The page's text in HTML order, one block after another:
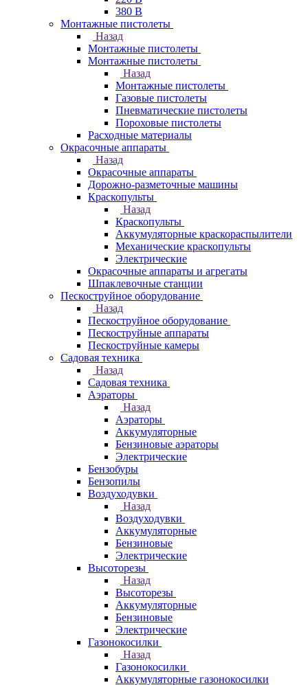
380 В
Монтажные пистолеты
Назад
Монтажные пистолеты
Монтажные пистолеты
Назад
Монтажные пистолеты
Газовые пистолеты
Пневматические пистолеты
Пороховые пистолеты
Расходные материалы
Окрасочные аппараты
Назад
Окрасочные аппараты
Дорожно-разметочные машины
Краскопульты
Назад
Краскопульты
Аккумуляторные краскораспылители
Механические краскопульты
Электрические
Окрасочные аппараты и агрегаты
Шпаклевочные станции
Пескоструйное оборудование
Назад
Пескоструйное оборудование
Пескоструйные аппараты
Пескоструйные камеры
Садовая техника
Назад
Садовая техника
Аэраторы
Назад
Аэраторы
Аккумуляторные
Бензиновые аэраторы
Электрические
Бензобуры
Бензопилы
Воздуходувки
Назад
Воздуходувки
Аккумуляторные
Бензиновые
Электрические
Высоторезы
Назад
Высоторезы
Аккумуляторные
Бензиновые
Электрические
Газонокосилки
Назад
Газонокосилки
Аккумуляторные газонокосилки